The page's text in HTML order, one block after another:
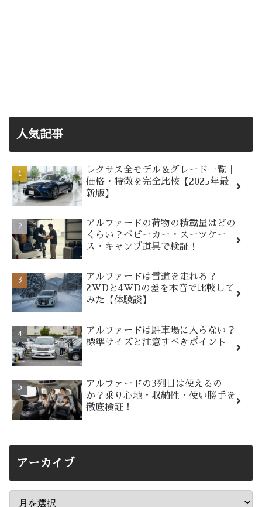
人気記事
レクサス全モデル＆グレード一覧｜
価格・特徴を完全比較【2025年最
新版】
アルファードの荷物の積載量はどの
くらい？ベビーカー・スーツケー
ス・キャンプ道具で検証！
アルファードは雪道を走れる？
2WDと4WDの差を本音で比較して
みた【体験談】
アルファードは駐車場に入らない？
標準サイズと注意すべきポイント
アルファードの3列目は使えるの
か？乗り心地・収納性・使い勝手を
徹底検証！
アーカイブ